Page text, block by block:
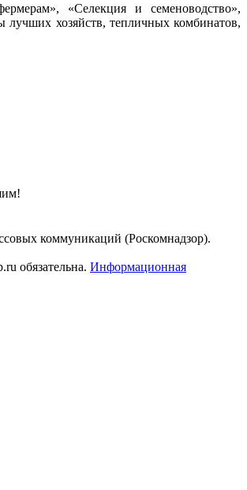
«Селекция и семеноводство»,
лучших хозяйств, тепличных комбинатов,
коммуникаций (Роскомнадзор).
обязательна. Информационная